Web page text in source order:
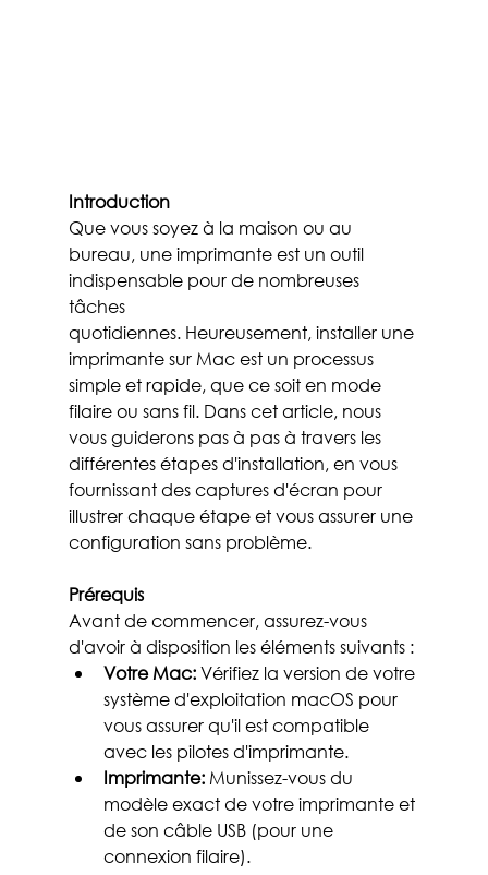
Introduction
Que vous soyez à la maison ou au
bureau, une imprimante est un outil
indispensable pour de nombreuses
tâches
quotidiennes. Heureusement, installer une
imprimante sur Mac est un processus
simple et rapide, que ce soit en mode
filaire ou sans fil. Dans cet article, nous
vous guiderons pas à pas à travers les
différentes étapes d'installation, en vous
fournissant des captures d'écran pour
illustrer chaque étape et vous assurer une
configuration sans problème.
Prérequis
Avant de commencer, assurez-vous
d'avoir à disposition les éléments suivants :
Votre Mac: Vérifiez la version de votre
système d'exploitation macOS pour
vous assurer qu'il est compatible
avec les pilotes d'imprimante.
Imprimante: Munissez-vous du
modèle exact de votre imprimante et
de son câble USB (pour une
connexion filaire).